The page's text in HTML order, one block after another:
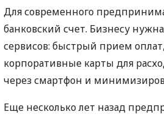
Для современного
банковский счет. Бизнесу
сервисов: быстрый прием
корпоративные карты для
через смартфон и
Еще несколько лет назад